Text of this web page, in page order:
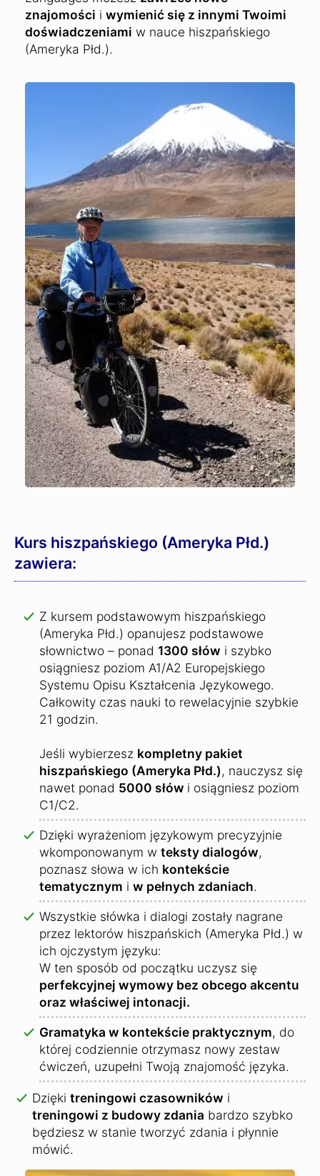
znajomości i wymienić się z innymi Twoimi
doświadczeniami w nauce hiszpańskiego
(Ameryka Płd.).
Kurs hiszpańskiego (Ameryka Płd.)
zawiera:
Z kursem podstawowym hiszpańskiego
(Ameryka Płd.) opanujesz podstawowe
słownictwo – ponad 1300 słów i szybko
osiągniesz poziom A1/A2 Europejskiego
Systemu Opisu Kształcenia Językowego.
Całkowity czas nauki to rewelacyjnie szybkie
21 godzin.
Jeśli wybierzesz kompletny pakiet
hiszpańskiego (Ameryka Płd.), nauczysz się
nawet ponad 5000 słów i osiągniesz poziom
C1/C2.
Dzięki wyrażeniom językowym precyzyjnie
wkomponowanym w teksty dialogów,
poznasz słowa w ich kontekście
tematycznym i w pełnych zdaniach.
Wszystkie słówka i dialogi zostały nagrane
przez lektorów hiszpańskich (Ameryka Płd.) w
ich ojczystym języku:
W ten sposób od początku uczysz się
perfekcyjnej wymowy bez obcego akcentu
oraz właściwej intonacji.
Gramatyka w kontekście praktycznym, do
której codziennie otrzymasz nowy zestaw
ćwiczeń, uzupełni Twoją znajomość języka.
Dzięki treningowi czasowników i
treningowi z budowy zdania bardzo szybko
będziesz w stanie tworzyć zdania i płynnie
mówić.